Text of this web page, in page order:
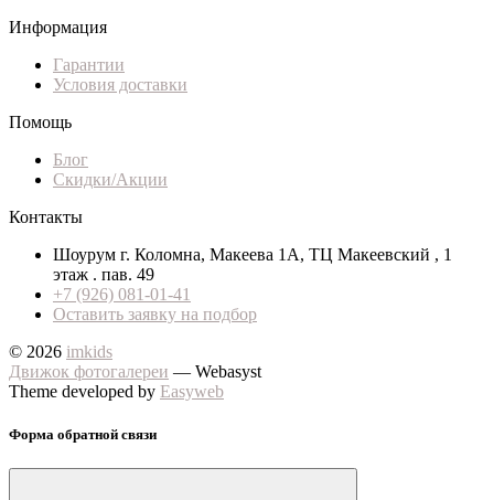
Информация
Гарантии
Условия доставки
Помощь
Блог
Скидки/Акции
Контакты
Шоурум г. Коломна, Макеева 1А, ТЦ Макеевский , 1
этаж . пав. 49
+7 (926) 081-01-41
Оставить заявку на подбор
© 2026 imkids
Движок фотогалереи — Webasyst
Theme developed by Easyweb
Форма обратной связи